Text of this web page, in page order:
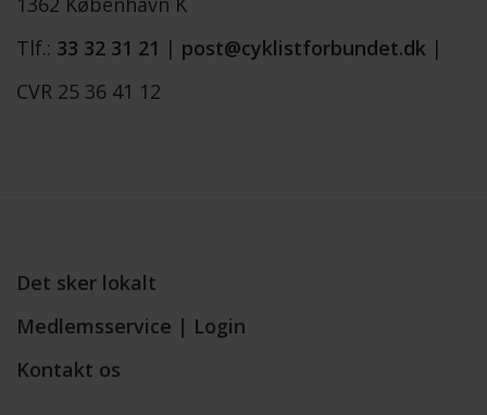
Tlf.: 33 32 31 21 | post@cyklistforbundet.dk |
CVR 25 36 41 12
Det sker lokalt
Medlemsservice | Login
Kontakt os